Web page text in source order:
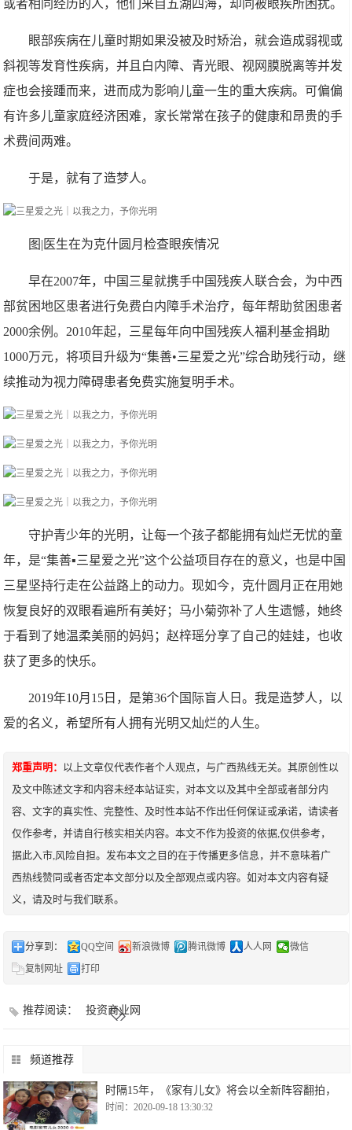
或者相同经历的人，他们来自五湖四海，却同被眼疾所困扰。
眼部疾病在儿童时期如果没被及时矫治，就会造成弱视或
斜视等发育性疾病，并且白内障、青光眼、视网膜脱离等并发
症也会接踵而来，进而成为影响儿童一生的重大疾病。可偏偏
有许多儿童家庭经济困难，家长常常在孩子的健康和昂贵的手
术费间两难。
于是，就有了造梦人。
图|医生在为克什圆月检查眼疾情况
早在2007年，中国三星就携手中国残疾人联合会，为中西
部贫困地区患者进行免费白内障手术治疗，每年帮助贫困患者
2000余例。2010年起，三星每年向中国残疾人福利基金捐助
1000万元，将项目升级为“集善•三星爱之光”综合助残行动，继
续推动为视力障碍患者免费实施复明手术。
守护青少年的光明，让每一个孩子都能拥有灿烂无忧的童
年，是“集善▪三星爱之光”这个公益项目存在的意义，也是中国
三星坚持行走在公益路上的动力。现如今，克什圆月正在用她
恢复良好的双眼看遍所有美好；马小菊弥补了人生遗憾，她终
于看到了她温柔美丽的妈妈；赵梓瑶分享了自己的娃娃，也收
获了更多的快乐。
2019年10月15日，是第36个国际盲人日。我是造梦人，以
爱的名义，希望所有人拥有光明又灿烂的人生。
郑重声明： 以上文章仅代表作者个人观点，与广西热线无关。其原创性以
及文中陈述文字和内容未经本站证实，对本文以及其中全部或者部分内
容、文字的真实性、完整性、及时性本站不作出任何保证或承诺，请读者
仅作参考，并请自行核实相关内容。本文不作为投资的依据,仅供参考，
据此入市,风险自担。发布本文之目的在于传播更多信息，并不意味着广
西热线赞同或者否定本文部分以及全部观点或内容。如对本文内容有疑
义，请及时与我们联系。
分享到： QQ空间 新浪微博 腾讯微博 人人网
微信
复制网址
打印
推荐阅读： 投资商业网
频道推荐
时隔15年，《家有儿女》将会以全新阵容翻拍，
时间：2020-09-18 13:30:32